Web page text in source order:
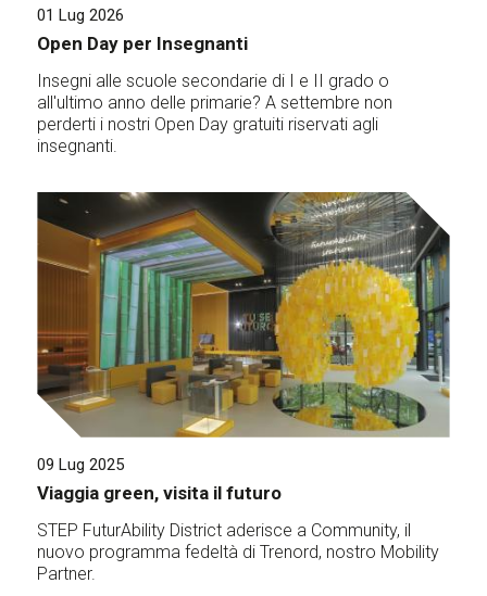
01 Lug 2026
Open Day per Insegnanti
Insegni alle scuole secondarie di I e II grado o
all'ultimo anno delle primarie? A settembre non
perderti i nostri Open Day gratuiti riservati agli
insegnanti.
09 Lug 2025
Viaggia green, visita il futuro
STEP FuturAbility District aderisce a Community, il
nuovo programma fedeltà di Trenord, nostro Mobility
Partner.